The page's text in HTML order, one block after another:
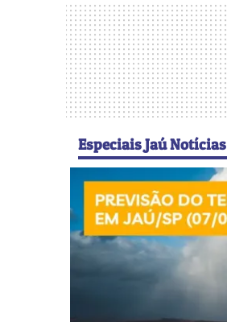
Especiais Jaú Notícias